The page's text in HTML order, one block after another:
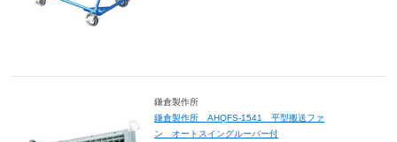
鎌倉製作所
鎌倉製作所 AHQFS-1541 平型搬送ファ
ン オートスイングルーバー付